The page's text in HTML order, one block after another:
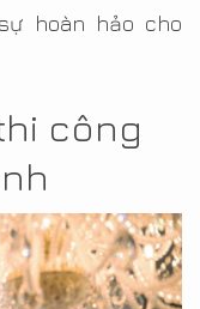
hoàn hảo cho
công